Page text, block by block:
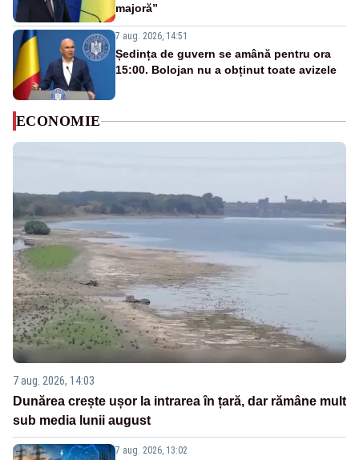
majoră”
7 aug. 2026, 14:51
Ședința de guvern se amână pentru ora
15:00. Bolojan nu a obținut toate avizele
ECONOMIE
7 aug. 2026, 14:03
Dunărea crește ușor la intrarea în țară, dar rămâne mult
sub media lunii august
7 aug. 2026, 13:02